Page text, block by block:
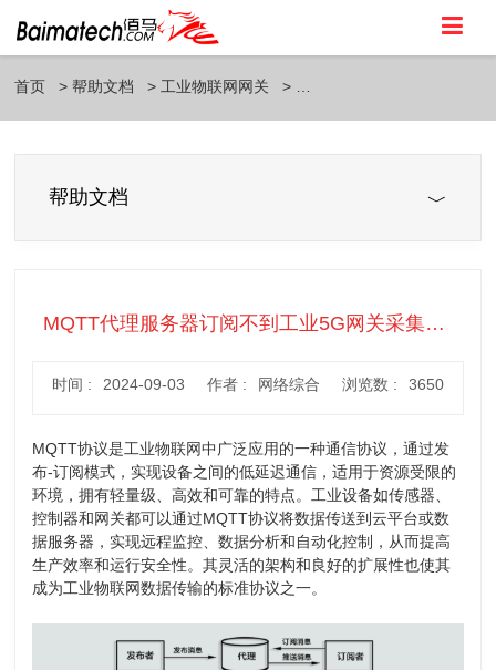
首页 帮助文档 工业物联网网关
帮助文档
MQTT代理服务器订阅不到工业5G网关采集的数据是什么原因
时间 : 2024-09-03 作者 : 网络综合 浏览数 : 3650
MQTT协议是工业物联网中广泛应用的一种通信协议，通过发
布-订阅模式，实现设备之间的低延迟通信，适用于资源受限的
环境，拥有轻量级、高效和可靠的特点。工业设备如传感器、
控制器和网关都可以通过MQTT协议将数据传送到云平台或数
据服务器，实现远程监控、数据分析和自动化控制，从而提高
生产效率和运行安全性。其灵活的架构和良好的扩展性也使其
成为工业物联网数据传输的标准协议之一。